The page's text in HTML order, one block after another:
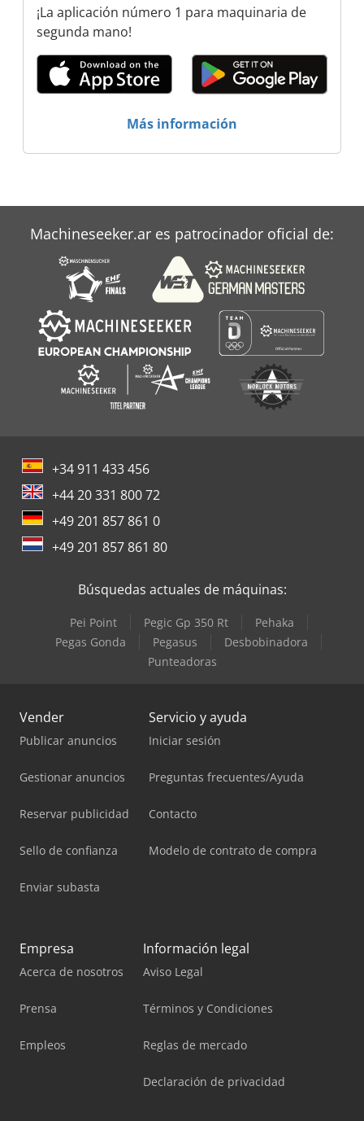
¡La aplicación número 1 para maquinaria de
segunda mano!
Más información
Machineseeker.ar es patrocinador oficial de:
+34 911 433 456
+44 20 331 800 72
+49 201 857 861 0
+49 201 857 861 80
Búsquedas actuales de máquinas:
Pei Point Pegic Gp 350 Rt
Pehaka
Pegas Gonda
Pegasus
Desbobinadora
Punteadoras
Vender
Publicar anuncios
Gestionar anuncios
Reservar publicidad
Sello de confianza
Enviar subasta
Servicio y ayuda
Iniciar sesión
Preguntas frecuentes/Ayuda
Contacto
Modelo de contrato de compra
Empresa
Acerca de nosotros
Prensa
Empleos
Información legal
Aviso Legal
Términos y Condiciones
Reglas de mercado
Declaración de privacidad